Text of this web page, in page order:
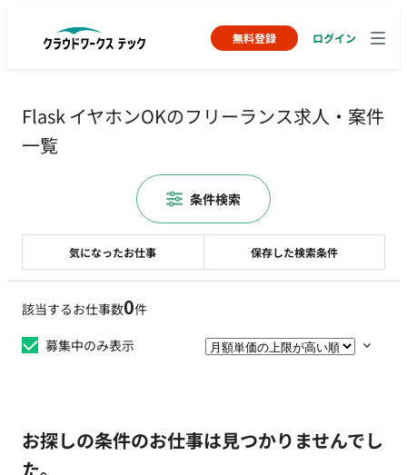
無料登録 ログイン
Flask イヤホンOKのフリーランス求人・案件
一覧
該当するお仕事数0件
募集中のみ表示
お探しの条件のお仕事は見つかりませんでし
た。
気になったお仕事 保存した検索条件
条件検索